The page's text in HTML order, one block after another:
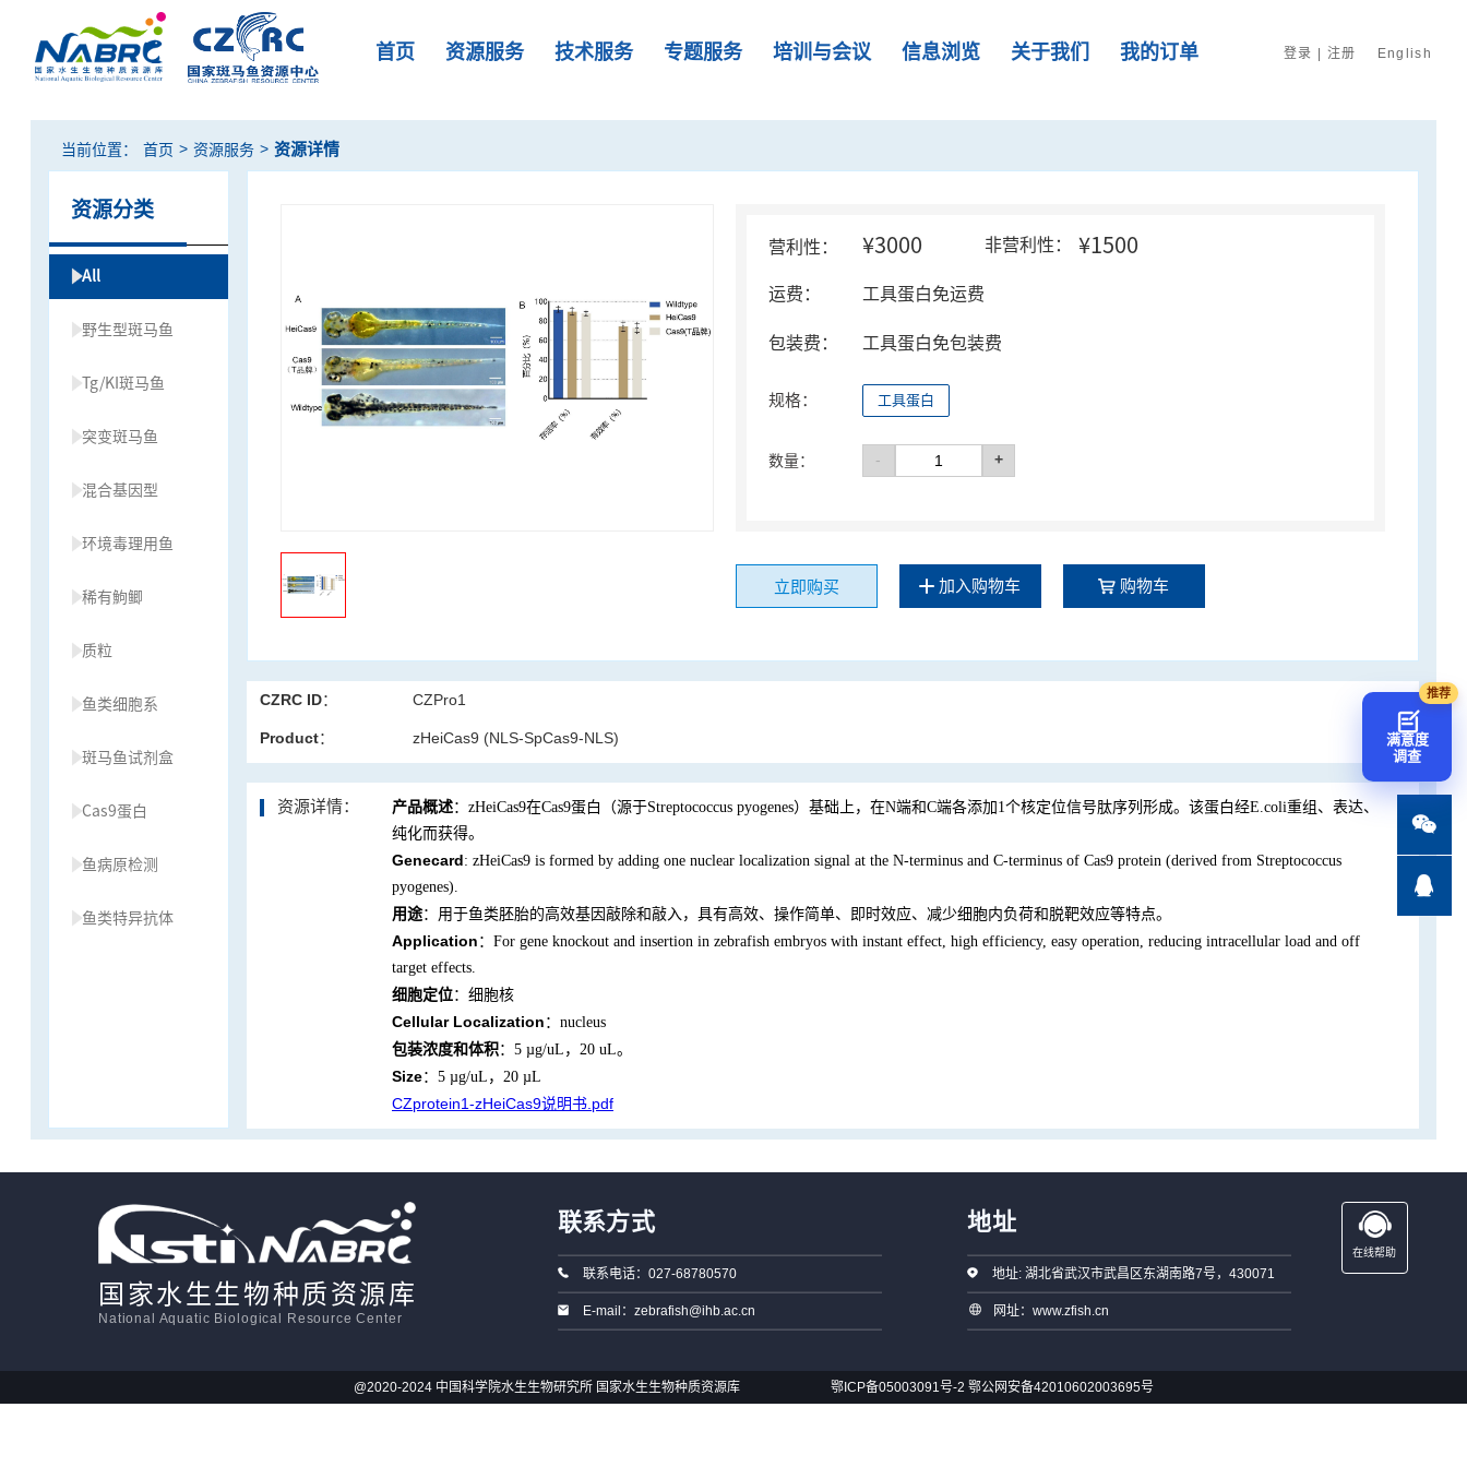
首页 资源服务 技术服务 专题服务 培训与会议 信息浏览 关于我们 我的订单 登录 | 注册 English
当前位置： 首页 > 资源服务 > 资源详情
资源分类
All
野生型斑马鱼
Tg/KI斑马鱼
突变斑马鱼
混合基因型
环境毒理用鱼
稀有鮈鲫
质粒
鱼类细胞系
斑马鱼试剂盒
Cas9蛋白
鱼病原检测
鱼类特异抗体
营利性： ¥3000 非营利性： ¥1500
运费： 工具蛋白免运费
包装费： 工具蛋白免包装费
规格： 工具蛋白
数量： - +
立即购买 加入购物车 购物车
CZRC ID： CZPro1
Product： zHeiCas9 (NLS-SpCas9-NLS)
资源详情： 产品概述：zHeiCas9在Cas9蛋白（源于Streptococcus pyogenes）基础上，在N端和C端各添加1个核定位信号肽序列形成。该蛋白经E.coli重组、表达、
纯化而获得。
Genecard: zHeiCas9 is formed by adding one nuclear localization signal at the N-terminus and C-terminus of Cas9 protein (derived from Streptococcus
pyogenes).
用途：用于鱼类胚胎的高效基因敲除和敲入，具有高效、操作简单、即时效应、减少细胞内负荷和脱靶效应等特点。
Application ：For gene knockout and insertion in zebrafish embryos with instant effect, high efficiency, easy operation, reducing intracellular load and off
target effects.
细胞定位：细胞核
Cellular Localization ：nucleus
包装浓度和体积：5 µg/uL，20 uL。
Size：5 µg/uL，20 µL
CZprotein1-zHeiCas9说明书.pdf
国家水生生物种质资源库
National Aquatic Biological Resource Center
联系方式
联系电话：027-68780570
E-mail：zebrafish@ihb.ac.cn
地址
地址: 湖北省武汉市武昌区东湖南路7号，430071
网址：www.zfish.cn
在线帮助
@2020-2024 中国科学院水生生物研究所 国家水生生物种质资源库 鄂ICP备05003091号-2 鄂公网安备42010602003695号
满意度
调查

